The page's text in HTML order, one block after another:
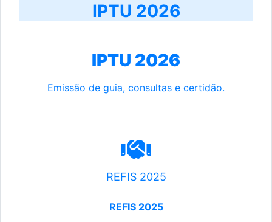
IPTU 2026
IPTU 2026
Emissão de guia, consultas e certidão.
REFIS 2025
REFIS 2025